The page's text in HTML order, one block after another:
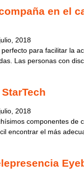
en el
2018
para facilitar la
Las personas con
2018
componentes de
encontrar el más